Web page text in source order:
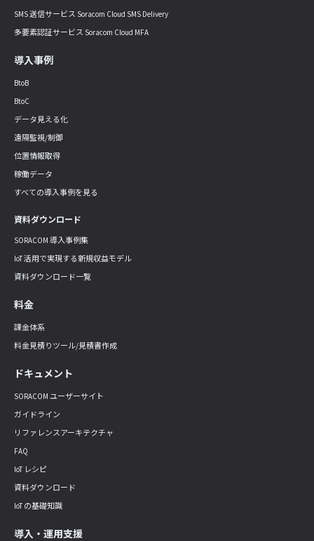
SMS 送信サービス Soracom Cloud SMS Delivery
多要素認証サービス Soracom Cloud MFA
導入事例
BtoB
BtoC
データ見える化
遠隔監視/制御
位置情報取得
稼働データ
すべての導入事例を見る
資料ダウンロード
SORACOM 導入事例集
IoT 活用で実現する新規収益モデル
資料ダウンロード一覧
料金
課金体系
料金見積りツール/見積書作成
ドキュメント
SORACOM ユーザーサイト
ガイドライン
リファレンスアーキテクチャ
FAQ
IoT レシピ
資料ダウンロード
IoT の基礎知識
導入・運用支援